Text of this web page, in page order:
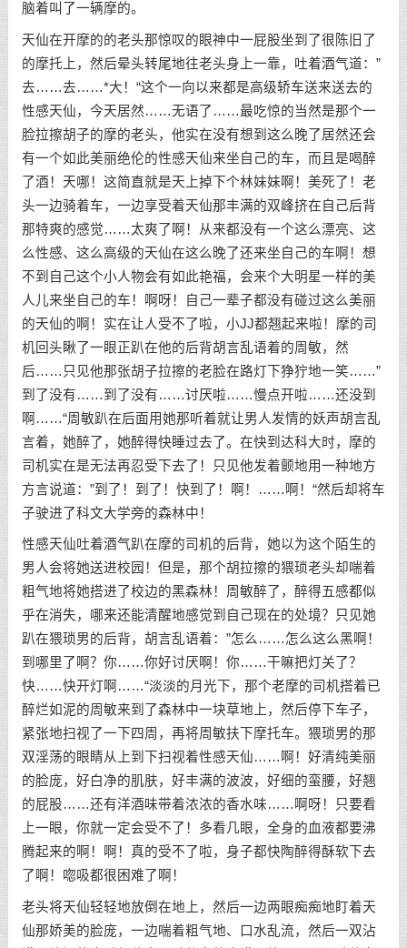
脑着叫了一辆摩的。
天仙在开摩的的老头那惊叹的眼神中一屁股坐到了很陈旧了
的摩托上，然后晕头转尾地往老头身上一靠，吐着酒气道：”
去……去……*大！“这个一向以来都是高级轿车送来送去的
性感天仙，今天居然……无语了……最吃惊的当然是那个一
脸拉擦胡子的摩的老头，他实在没有想到这么晚了居然还会
有一个如此美丽绝伦的性感天仙来坐自己的车，而且是喝醉
了酒！天哪！这简直就是天上掉下个林妹妹啊！美死了！老
头一边骑着车，一边享受着天仙那丰满的双峰挤在自己后背
那特爽的感觉……太爽了啊！从来都没有一个这么漂亮、这
么性感、这么高级的天仙在这么晚了还来坐自己的车啊！想
不到自己这个小人物会有如此艳福，会来个大明星一样的美
人儿来坐自己的车！啊呀！自己一辈子都没有碰过这么美丽
的天仙的啊！实在让人受不了啦，小JJ都翘起来啦！摩的司
机回头瞅了一眼正趴在他的后背胡言乱语着的周敏，然
后……只见他那张胡子拉擦的老脸在路灯下狰狞地一笑……”
到了没有……到了没有……讨厌啦……慢点开啦……还没到
啊……“周敏趴在后面用她那听着就让男人发情的妖声胡言乱
言着，她醉了，她醉得快睡过去了。在快到达科大时，摩的
司机实在是无法再忍受下去了！只见他发着颤地用一种地方
方言说道：”到了！到了！快到了！啊！……啊！“然后却将车
子驶进了科文大学旁的森林中！
性感天仙吐着酒气趴在摩的司机的后背，她以为这个陌生的
男人会将她送进校园！但是，那个胡拉擦的猥琐老头却喘着
粗气地将她搭进了校边的黑森林！周敏醉了，醉得五感都似
乎在消失，哪来还能清醒地感觉到自己现在的处境？只见她
趴在猥琐男的后背，胡言乱语着：”怎么……怎么这么黑啊！
到哪里了啊？你……你好讨厌啊！你……干嘛把灯关了？
快……快开灯啊……“淡淡的月光下，那个老摩的司机搭着已
醉烂如泥的周敏来到了森林中一块草地上，然后停下车子，
紧张地扫视了一下四周，再将周敏扶下摩托车。猥琐男的那
双淫荡的眼睛从上到下扫视着性感天仙……啊！好清纯美丽
的脸庞，好白净的肌肤，好丰满的波波，好细的蛮腰，好翘
的屁股……还有洋酒味带着浓浓的香水味……啊呀！只要看
上一眼，你就一定会受不了！多看几眼，全身的血液都要沸
腾起来的啊！啊！真的受不了啦，身子都快陶醉得酥软下去
了啊！唿吸都很困难了啊！
老头将天仙轻轻地放倒在地上，然后一边两眼痴痴地盯着天
仙那娇美的脸庞，一边喘着粗气地、口水乱流，然后一双沾